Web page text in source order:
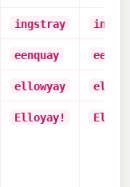
ingstray
eenquay
ellowyay
Elloyay!